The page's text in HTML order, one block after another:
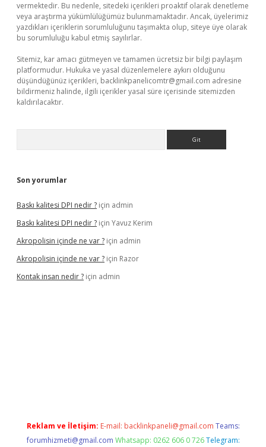
vermektedir. Bu nedenle, sitedeki içerikleri proaktif olarak denetleme
veya araştırma yükümlülüğümüz bulunmamaktadır. Ancak, üyelerimiz
yazdıkları içeriklerin sorumluluğunu taşımakta olup, siteye üye olarak
bu sorumluluğu kabul etmiş sayılırlar.
Sitemiz, kar amacı gütmeyen ve tamamen ücretsiz bir bilgi paylaşım
platformudur. Hukuka ve yasal düzenlemelere aykırı olduğunu
düşündüğünüz içerikleri, backlinkpanelicomtr@gmail.com adresine
bildirmeniz halinde, ilgili içerikler yasal süre içerisinde sitemizden
kaldırılacaktır.
Son yorumlar
Baskı kalitesi DPI nedir ? için admin
Baskı kalitesi DPI nedir ? için Yavuz Kerim
Akropolisin içinde ne var ? için admin
Akropolisin içinde ne var ? için Razor
Kontak insan nedir ? için admin
Reklam ve İletişim: E-mail: backlinkpaneli@gmail.com Teams:
forumhizmeti@gmail.com Whatsapp: 0262 606 0 726 Telegram: